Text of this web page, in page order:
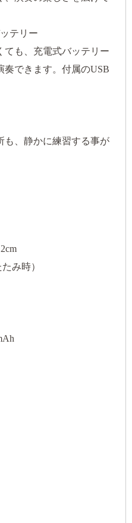
テリー
ても、充電式バッテリー
奏できます。付属のUSB
も、静かに練習する事が
み時）